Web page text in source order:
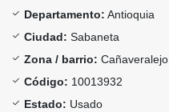
Departamento: Antioquia
Ciudad: Sabaneta
Zona / barrio: Cañaveralejo
Código: 10013932
Estado: Usado